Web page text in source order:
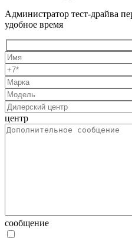
Администратор тест-драйва
удобное время
центр
сообщение